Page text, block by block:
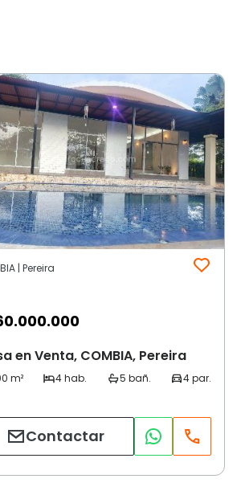
| Pereira
en Venta, COMBIA, Pereira
Contactar